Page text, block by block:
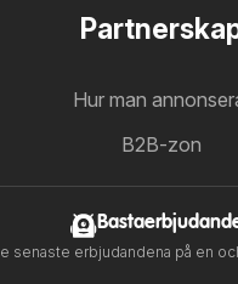
Hur man
B2B-zon
senaste erbjudandena på en